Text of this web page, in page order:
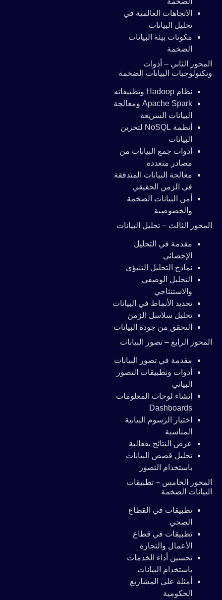
الاتجاهات العالمية في
تحليل البيانات
مكونات بيئة البيانات
الضخمة
المحور الثاني – أدوات
وتكنولوجيات البيانات الضخمة
نظام Hadoop وتطبيقاته
Apache Spark ومعالجة
البيانات السريعة
أنظمة NoSQL لتخزين
البيانات
أدوات جمع البيانات من
مصادر متعددة
معالجة البيانات المتدفقة
في الزمن الحقيقي
أمن البيانات الضخمة
والخصوصية
المحور الثالث – تحليل البيانات
مقدمة في التحليل
الإحصائي
نماذج التحليل التنبؤي
التحليل الوصفي
والاستنتاجي
تحديد الأنماط في البيانات
تحليل سلاسل الزمن
التحقق من جودة البيانات
المحور الرابع – تصور البيانات
مقدمة في تصور البيانات
أدوات وتطبيقات التصور
البياني
إنشاء لوحات المعلومات
Dashboards
اختيار الرسوم البيانية
المناسبة
عرض النتائج بفعالية
تحليل قصص البيانات
باستخدام التصور
المحور الخامس – تطبيقات
البيانات الضخمة
تطبيقات في القطاع
الصحي
تطبيقات في قطاع
الأعمال والتجارة
تحسين أداء الخدمات
باستخدام البيانات
أمثلة على المشاريع
الحكومية